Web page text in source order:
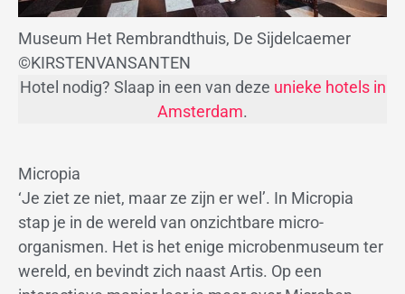
Museum Het Rembrandthuis, De Sijdelcaemer
©KIRSTENVANSANTEN
Hotel nodig? Slaap in een van deze unieke hotels in
Amsterdam.
Micropia
‘Je ziet ze niet, maar ze zijn er wel’. In Micropia
stap je in de wereld van onzichtbare micro-
organismen. Het is het enige microbenmuseum ter
wereld, en bevindt zich naast Artis. Op een